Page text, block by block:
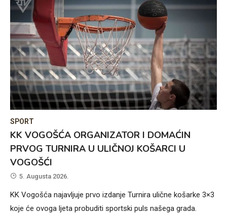
SPORT
KK VOGOŠĆA ORGANIZATOR I DOMAĆIN
PRVOG TURNIRA U ULIČNOJ KOŠARCI U
VOGOŠĆI
5. Augusta 2026.
KK Vogošća najavljuje prvo izdanje Turnira ulične košarke 3×3
koje će ovoga ljeta probuditi sportski puls našega grada.